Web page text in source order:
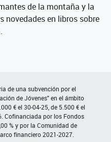
de la montaña y la
novedades en libros sobre
de una subvención por el
de Jóvenes" en el ámbito
€ el 30-04-25, de 5.500 € el
Cofinanciada por los Fondos
% y por la Comunidad de
financiero 2021-2027.